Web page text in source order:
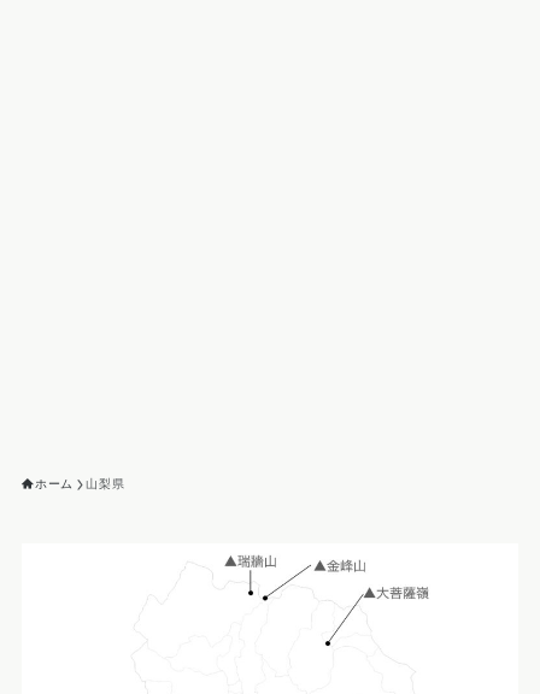
ホーム 山梨県